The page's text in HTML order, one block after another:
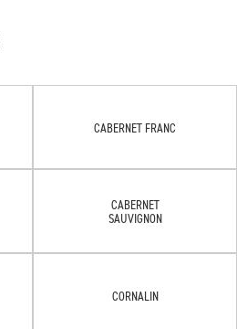
CABERNET FRANC
CABERNET
SAUVIGNON
CORNALIN